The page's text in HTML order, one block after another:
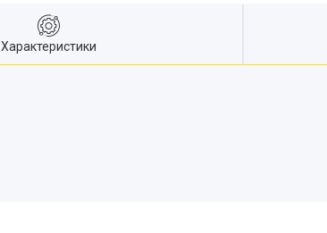
Характеристики